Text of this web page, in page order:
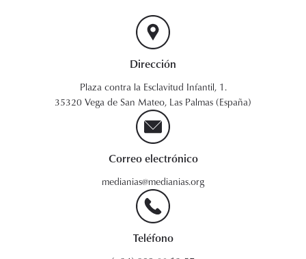
Dirección
Plaza contra la Esclavitud Infantil, 1.
35320 Vega de San Mateo, Las Palmas (España)
Correo electrónico
medianias@medianias.org
Teléfono